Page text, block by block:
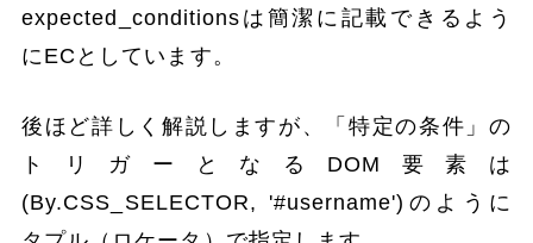
expected_conditionsは簡潔に記載できるよう
にECとしています。
後ほど詳しく解説しますが、「特定の条件」の
トリガーとなるDOM要素は
(By.CSS_SELECTOR, '#username')のように